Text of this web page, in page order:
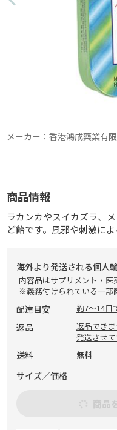
メーカー：香港鴻成藥業
商品情報
ラカンカやスイカズラ、
ど飴です。風邪や刺激に
海外より発送される個人
内容品はサプリメント・医
※義務付けられている一部
配達目安 約7～14日
返品
返品でき
発送させて
送料 無料
サイズ／価格
商品